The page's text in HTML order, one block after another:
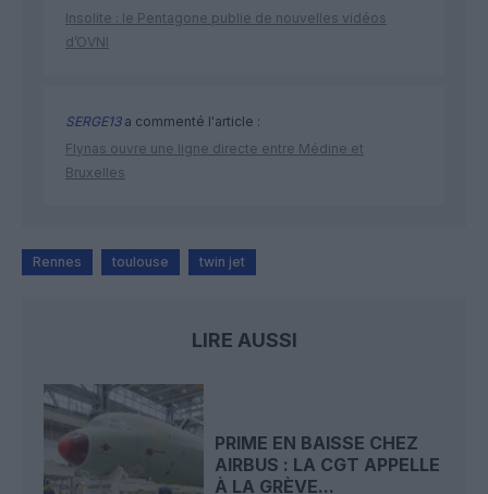
Insolite : le Pentagone publie de nouvelles vidéos
d’OVNI
SERGE13a commenté l'article :
Flynas ouvre une ligne directe entre Médine et
Bruxelles
Rennes toulouse twin jet
LIRE AUSSI
PRIME EN BAISSE CHEZ
AIRBUS : LA CGT APPELLE
À LA GRÈVE...